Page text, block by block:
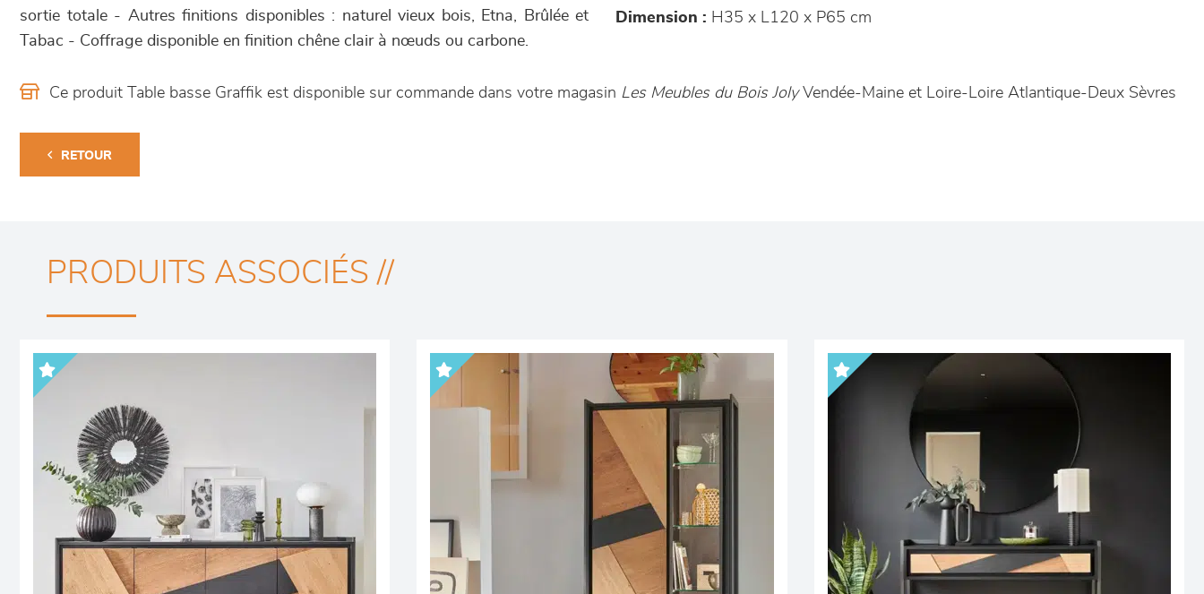
sortie totale - Autres finitions disponibles : naturel vieux bois, Etna, Brûlée et
Tabac - Coffrage disponible en finition chêne clair à nœuds ou carbone.
Dimension : H35 x L120 x P65 cm
Ce produit Table basse Graffik est disponible sur commande dans votre magasin Les Meubles du Bois JolyVendée-Maine et Loire-Loire Atlantique-Deux Sèvres
RETOUR
PRODUITS ASSOCIÉS //